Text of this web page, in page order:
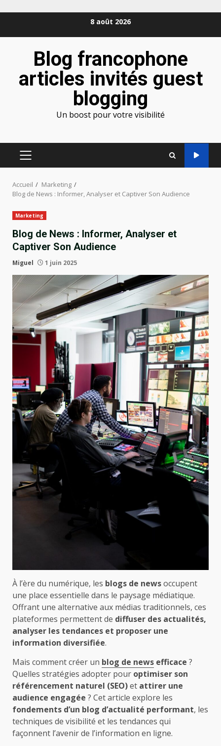
8 août 2026
Blog francophone
articles invités guest
blogging
Un boost pour votre visibilité
MENU
Accueil
Marketing
Blog de News : Informer, Analyser et Captiver Son Audience
Marketing
Blog de News : Informer, Analyser et
Captiver Son Audience
Miguel 1 juin 2025
À l’ère du numérique, les blogs de newsoccupent
une place essentielle dans le paysage médiatique.
Offrant une alternative aux médias traditionnels, ces
plateformes permettent de diffuser des actualités,
analyser les tendances et proposer une
information diversifiée.
Mais comment créer un blog de news efficace ?
Quelles stratégies adopter pour optimiser son
référencement naturel (SEO)et attirer une
audience engagée ? Cet article explore les
fondements d’un blog d’actualité performant, les
techniques de visibilité et les tendances qui
façonnent l’avenir de l’information en ligne.